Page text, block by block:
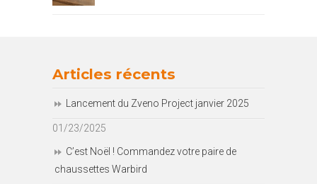
Articles récents
Lancement du Zveno Project janvier 2025
01/23/2025
C’est Noël ! Commandez votre paire de
chaussettes Warbird